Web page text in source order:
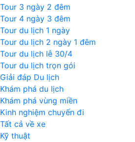
Tour 3 ngày 2 đêm
Tour 4 ngày 3 đêm
Tour du lịch 1 ngày
Tour du lịch 2 ngày 1 đêm
Tour du lịch lễ 30/4
Tour du lịch trọn gói
Giải đáp Du lịch
Khám phá du lịch
Khám phá vùng miền
Kinh nghiệm chuyến đi
Tất cả về xe
Kỹ thuật